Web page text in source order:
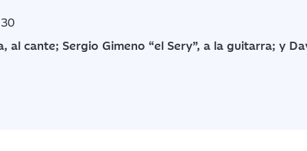
al cante; Sergio Gimeno “el Sery”, a la guitarra; y